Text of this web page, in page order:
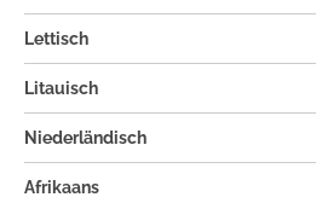
Die finnische Sprache
Einzel- und Doppelunterricht
Die isländische Sprache
Lettisch
Litauisch
Niederländisch
Afrikaans